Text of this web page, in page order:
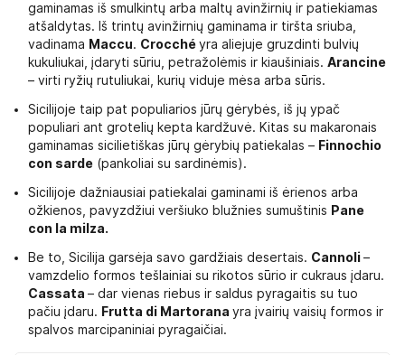
gaminamas iš smulkintų arba maltų avinžirnių ir patiekiamas
atšaldytas. Iš trintų avinžirnių gaminama ir tiršta sriuba,
vadinama Maccu. Crocchéyra aliejuje gruzdinti bulvių
kukuliukai, įdaryti sūriu, petražolėmis ir kiaušiniais. Arancine
– virti ryžių rutuliukai, kurių viduje mėsa arba sūris.
Sicilijoje taip pat populiarios jūrų gėrybės, iš jų ypač
populiari ant grotelių kepta kardžuvė. Kitas su makaronais
gaminamas sicilietiškas jūrų gėrybių patiekalas – Finnochio
con sarde (pankoliai su sardinėmis).
Sicilijoje dažniausiai patiekalai gaminami iš ėrienos arba
ožkienos, pavyzdžiui veršiuko blužnies sumuštinis Pane
con la milza.
Be to, Sicilija garsėja savo gardžiais desertais. Cannoli–
vamzdelio formos tešlainiai su rikotos sūrio ir cukraus įdaru.
Cassata – dar vienas riebus ir saldus pyragaitis su tuo
pačiu įdaru. Frutta di Martorana yra įvairių vaisių formos ir
spalvos marcipaniniai pyragaičiai.